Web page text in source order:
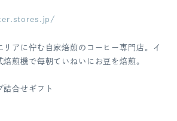
リアに佇む自家焙煎のコーヒー専門店。イ
焙煎機で毎朝ていねいにお豆を焙煎。
詰合せギフト